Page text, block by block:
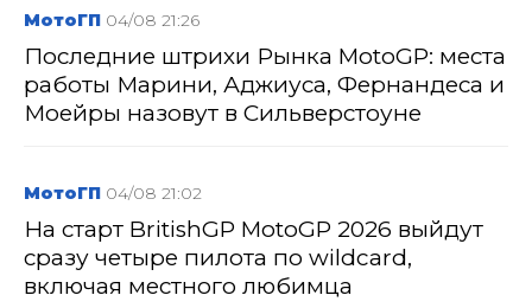
МотоГП 04/08 21:26
Последние штрихи Рынка MotoGP: места
работы Марини, Аджиуса, Фернандеса и
Моейры назовут в Сильверстоуне
МотоГП 04/08 21:02
На старт BritishGP MotoGP 2026 выйдут
сразу четыре пилота по wildcard,
включая местного любимца